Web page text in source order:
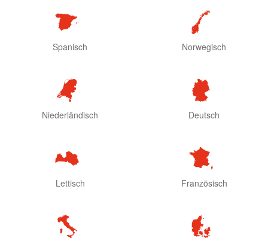
Spanisch Norwegisch
Niederländisch
Lettisch
Deutsch
Französisch